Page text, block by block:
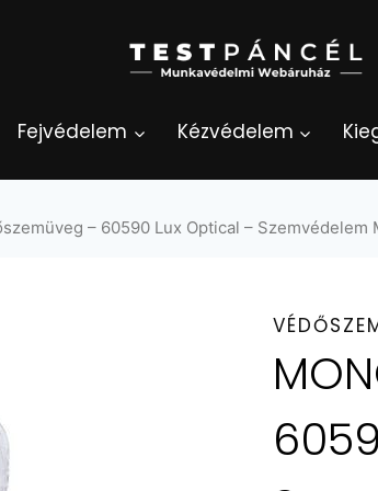
Fejvédelem Kézvédelem
– 60590 Lux Optical –